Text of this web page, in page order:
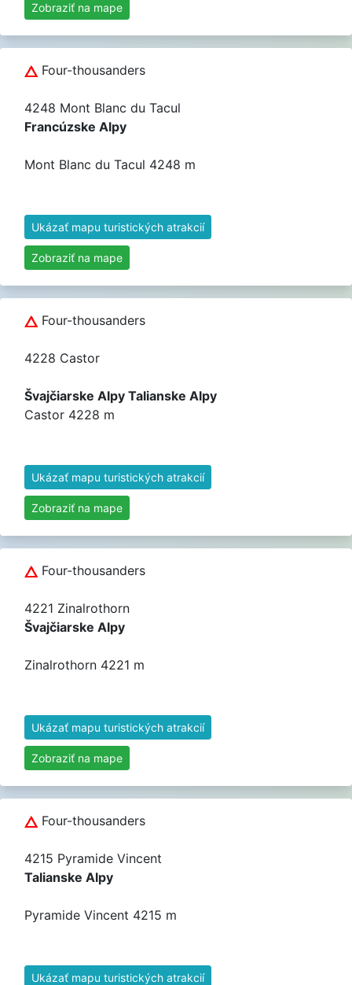
Zobraziť na mape
Four-thousanders
4248 Mont Blanc du Tacul
Francúzske Alpy
Mont Blanc du Tacul 4248 m
Ukázať mapu turistických atrakcií
Zobraziť na mape
Four-thousanders
4228 Castor
Švajčiarske Alpy Talianske Alpy
Castor 4228 m
Ukázať mapu turistických atrakcií
Zobraziť na mape
Four-thousanders
4221 Zinalrothorn
Švajčiarske Alpy
Zinalrothorn 4221 m
Ukázať mapu turistických atrakcií
Zobraziť na mape
Four-thousanders
4215 Pyramide Vincent
Talianske Alpy
Pyramide Vincent 4215 m
Ukázať mapu turistických atrakcií